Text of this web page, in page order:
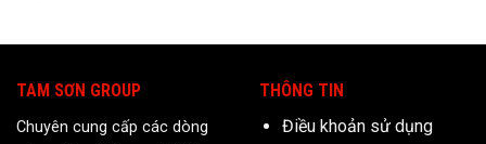
TAM SƠN GROUP
Chuyên cung cấp các dòng
THÔNG TIN
Điều khoản sử dụng